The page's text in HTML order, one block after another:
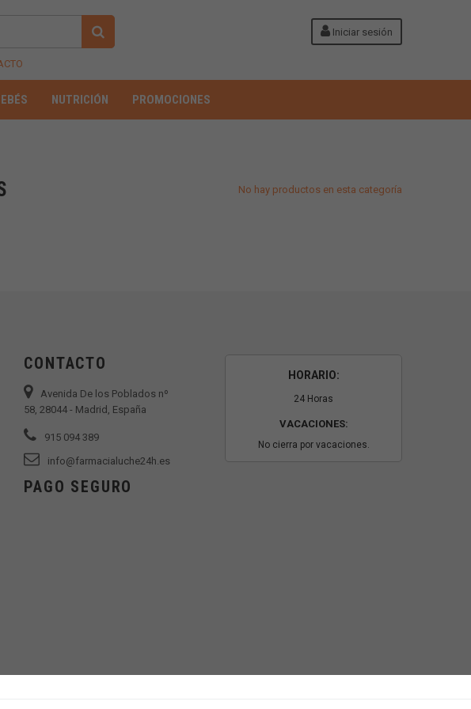
Iniciar sesión
NUTRICIÓN PROMOCIONES
No hay productos en esta categoría
CONTACTO
Avenida De los Poblados nº
58, 28044 - Madrid, España
915 094 389
info@farmacialuche24h.es
HORARIO:
24 Horas
VACACIONES:
No cierra por vacaciones.
PAGO SEGURO